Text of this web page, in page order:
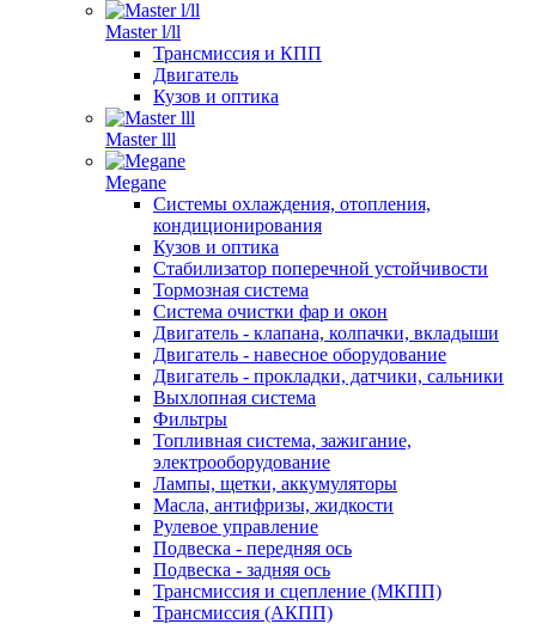
Master l/ll
Трансмиссия и КПП
Двигатель
Кузов и оптика
Master lll
Megane
Системы охлаждения, отопления,
кондиционирования
Кузов и оптика
Стабилизатор поперечной устойчивости
Тормозная система
Система очистки фар и окон
Двигатель - клапана, колпачки, вкладыши
Двигатель - навесное оборудование
Двигатель - прокладки, датчики, сальники
Выхлопная система
Фильтры
Топливная система, зажигание,
электрооборудование
Лампы, щетки, аккумуляторы
Масла, антифризы, жидкости
Рулевое управление
Подвеска - передняя ось
Подвеска - задняя ось
Трансмиссия и сцепление (МКПП)
Трансмиссия (АКПП)